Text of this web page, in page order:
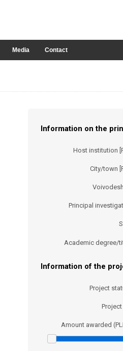
Media Contact
Information on the
Host institution
City/town
Principal
Academic degree/
Information of the
Project
Project
Amount awarded